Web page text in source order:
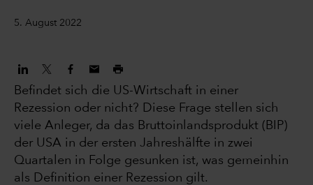
5. August 2022
Befindet sich die US-Wirtschaft in einer
Rezession oder nicht? Diese Frage stellen sich
viele Anleger, da das Bruttoinlandsprodukt (BIP)
der USA in der ersten Jahreshälfte in zwei
Quartalen in Folge gesunken ist, was gemeinhin
als Definition einer Rezession gilt.